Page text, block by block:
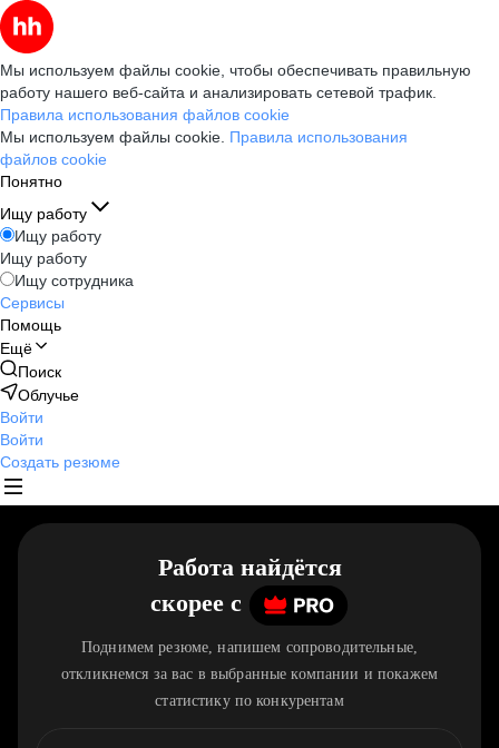
Мы используем файлы cookie, чтобы обеспечивать правильную
работу нашего веб-сайта и анализировать сетевой трафик.
Правила использования файлов cookie
Мы используем файлы cookie. Правила использования
файлов cookie
Понятно
Ищу работу
Ищу работу
Ищу работу
Ищу сотрудника
Сервисы
Помощь
Ещё
Поиск
Облучье
Войти
Войти
Создать резюме
Работа найдётся
скорее c
Поднимем резюме, напишем сопроводительные,
откликнемся за вас в выбранные компании и покажем
статистику по конкурентам